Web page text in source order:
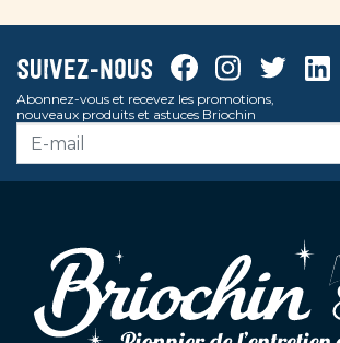
Suivez-nous FacebookInstagramTwitter
Abonnez-vous et recevez les promotions,
nouveaux produits et astuces Briochin